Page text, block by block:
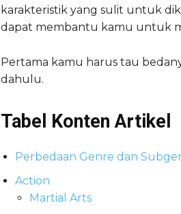
karakteristik yang sulit untuk
dapat membantu kamu untuk
Pertama kamu harus tau
dahulu.
Tabel Konten Artikel
Perbedaan Genre dan
Action
Martial Arts